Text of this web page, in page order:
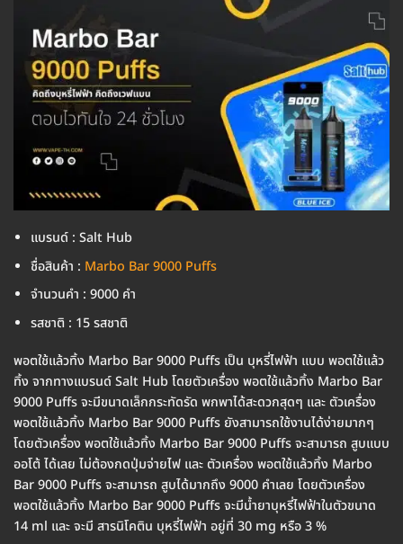
แบรนด์ : Salt Hub
ชื่อสินค้า : Marbo Bar 9000 Puffs
จำนวนคำ : 9000 คำ
รสชาติ : 15 รสชาติ
พอตใช้แล้วทิ้ง Marbo Bar 9000 Puffs เป็น บุหรี่ไฟฟ้า แบบ พอตใช้แล้ว
ทิ้ง จากทางแบรนด์ Salt Hub โดยตัวเครื่อง พอตใช้แล้วทิ้ง Marbo Bar
9000 Puffs จะมีขนาดเล็กกระทัดรัด พกพาได้สะดวกสุดๆ และ ตัวเครื่อง
พอตใช้แล้วทิ้ง Marbo Bar 9000 Puffs ยังสามารถใช้งานได้ง่ายมากๆ
โดยตัวเครื่อง พอตใช้แล้วทิ้ง Marbo Bar 9000 Puffs จะสามารถ สูบแบบ
ออโต้ ได้เลย ไม่ต้องกดปุ่มจ่ายไฟ และ ตัวเครื่อง พอตใช้แล้วทิ้ง Marbo
Bar 9000 Puffs จะสามารถ สูบได้มากถึง 9000 คำเลย โดยตัวเครื่อง
พอตใช้แล้วทิ้ง Marbo Bar 9000 Puffs จะมีน้ำยาบุหรี่ไฟฟ้าในตัวขนาด
14 ml และ จะมี สารนิโคติน บุหรี่ไฟฟ้า อยู่ที่ 30 mg หรือ 3 %